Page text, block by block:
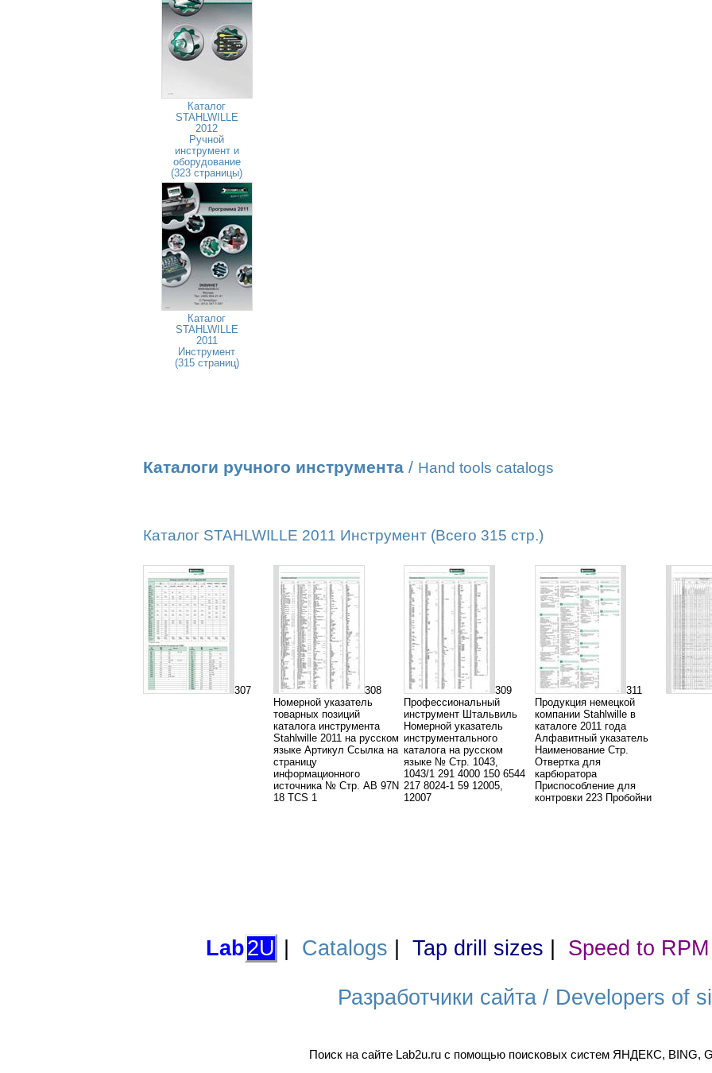
Каталог
STAHLWILLE
2012
Ручной
инструмент и
оборудование
(323 страницы)
Каталог
STAHLWILLE
2011
Инструмент
(315 страниц)
Каталоги ручного инструмента / Hand tools catalogs
Каталог STAHLWILLE 2011 Инструмент (Всего 315 стр.)
307
308
Номерной указатель
товарных позиций
каталога инструмента
Stahlwille 2011 на русском
языке Артикул Ссылка на
страницу
информационного
источника № Стр. AB 97N
18 TCS 1
309
Профессиональный
инструмент Штальвиль
Номерной указатель
инструментального
каталога на русском
языке № Стр. 1043,
1043/1 291 4000 150 6544
217 8024-1 59 12005,
12007
311
Продукция немецкой
компании Stahlwille в
каталоге 2011 года
Алфавитный указатель
Наименование Стр.
Отвертка для
карбюратора
Приспособление для
контровки 223 Пробойни
Lab2U Catalogs Tap drill sizes Speed to RPM
Разработчики сайта / Developers of
Поиск на сайте Lab2u.ru с помощью поисковых систем ЯНДЕКС, BING,